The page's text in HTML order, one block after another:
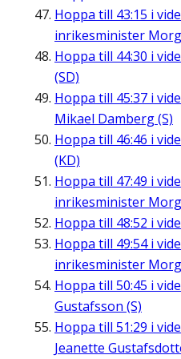
Hoppa till 43:15 i
inrikesminister
Hoppa till 44:30 i
(SD)
Hoppa till 45:37 i
Mikael Damberg (S)
Hoppa till 46:46 i
(KD)
Hoppa till 47:49 i
inrikesminister
Hoppa till 48:52 i
Hoppa till 49:54i
inrikesminister
Hoppa till 50:45 i
Gustafsson (S)
Hoppa till 51:29 i
Jeanette